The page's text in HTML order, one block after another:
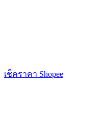
เช็คราคา Shopee